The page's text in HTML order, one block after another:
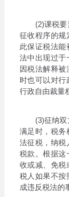
(2)课税要素
征收程序的规
此保证税法能
法中出现过于
因税法解释被
时也可以对行
行政自由裁量
(3)征纳双方
满足时，税务
法征税，纳税
税款。根据这
收或减、免税
税人如果不按
成违反税法的